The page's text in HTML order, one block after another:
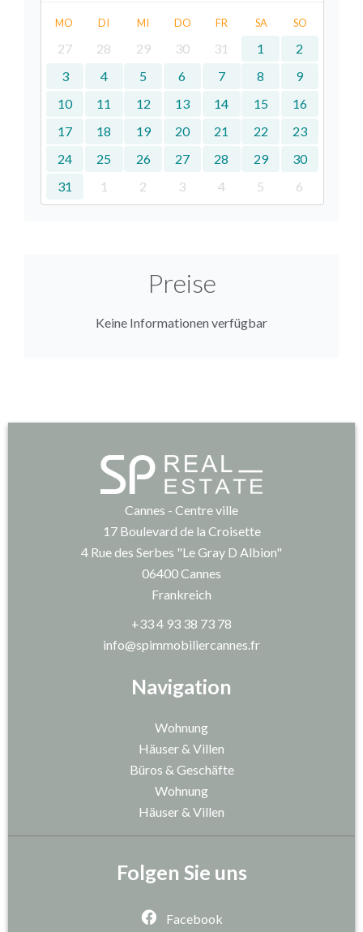
MO DI MI DO FR SA SO
27 28 29 30 31 1
2
3
4 5 6 7 8
9
10
11 12 13 14 15
16
17
18 19 20 21 22
23
24
25 26 27 28 29
30
31
1 2 3 4 5 6
Preise
Keine Informationen verfügbar
Navigation
Wohnung
Häuser & Villen
Büros & Geschäfte
Wohnung
Häuser & Villen
Cannes - Centre ville
17 Boulevard de la Croisette
4 Rue des Serbes "Le Gray D Albion"
06400Cannes
Frankreich
+33 4 93 38 73 78
info@spimmobiliercannes.fr
Folgen Sie uns
Facebook